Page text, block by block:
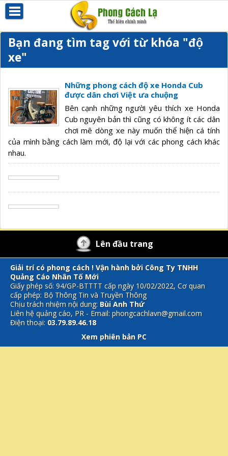
Bạn đang tìm tag với từ khóa "độ
xe"
Những phong cách độ xe Honda Cub
được dân chơi Việt ưa chuộng
Bên cạnh những người yêu thích xe Honda
Cub nguyên bản thì cũng có không ít các dân
chơi mê dòng xe này muốn thể hiện cá tính
của mình bằng cách làm mới, độ lại với các phong cách khác
nhau.
Lên đầu trang
Giải trí có phong cách ! Vận hành bởi Công Ty TNHH
Quảng Cáo Nhân Tố Mới
Giấy phép số: 94/GP-BTTTT cấp ngày 10/02/2022, Cơ quan
cấp phép: Bộ Thông Tin và Truyền Thông
Chịu trách nhiệm nội dung: Bùi Anh Thứ
Liên hệ quảng cáo, PR - Email: phongcachlavn@gmail.com
Điện thoại: 03.79.89.46.18
Xem phiên bản PC